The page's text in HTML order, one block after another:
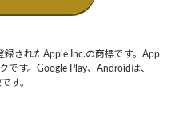
録されたApple Inc.の商標です。App
です。Google Play、Androidは、
す。